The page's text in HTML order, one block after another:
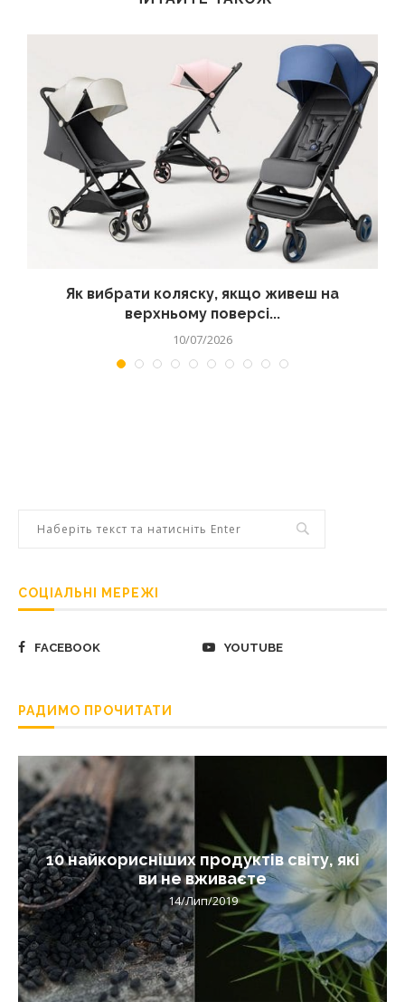
Як вибрати коляску, якщо живеш на
верхньому поверсі...
10/07/2026
СОЦІАЛЬНІ МЕРЕЖІ
FACEBOOK YOUTUBE
РАДИМО ПРОЧИТАТИ
10 найкорисніших продуктів світу, які
ви не вживаєте
14/Лип/2019